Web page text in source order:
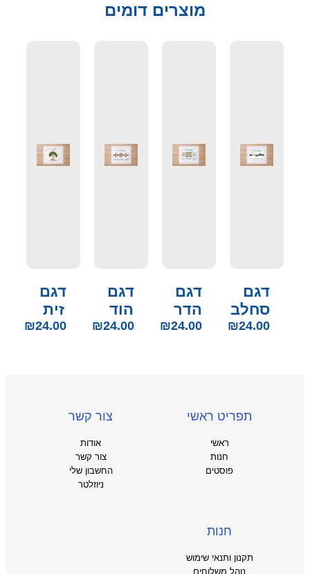
מוצרים דומים
דגם
סחלב
₪24.00
דגם
הדר
₪24.00
דגם
הוד
₪24.00
דגם
זית
₪24.00
תפריט ראשי
ראשי
חנות
פוסטים
צור קשר
אודות
צור קשר
החשבון שלי
ניוזלטר
חנות
תקנון ותנאי שימוש
נוהל משלוחים